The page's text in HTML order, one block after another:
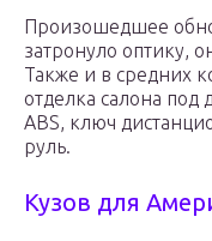
Произошедшее
затронуло оптику,
Также и в средних
отделка салона под
ABS, ключ
руль.
Кузов для